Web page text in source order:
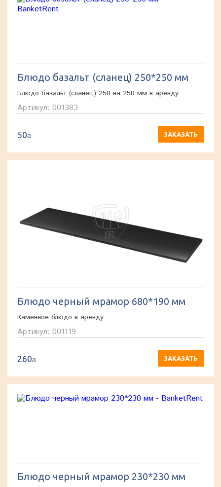
Блюдо базальт (сланец) 250*250 мм
Блюдо базальт (сланец) 250 на 250 мм в аренду.
Артикул: 001383
50a ЗАКАЗАТЬ
Блюдо черный мрамор 680*190 мм
Каменное блюдо в аренду.
Артикул: 001119
260a ЗАКАЗАТЬ
Блюдо черный мрамор 230*230 мм